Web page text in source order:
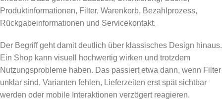
Produktinformationen, Filter, Warenkorb, Bezahlprozess,
Rückgabeinformationen und Servicekontakt.
Der Begriff geht damit deutlich über klassisches Design hinaus.
Ein Shop kann visuell hochwertig wirken und trotzdem
Nutzungsprobleme haben. Das passiert etwa dann, wenn Filter
unklar sind, Varianten fehlen, Lieferzeiten erst spät sichtbar
werden oder mobile Interaktionen verzögert reagieren.